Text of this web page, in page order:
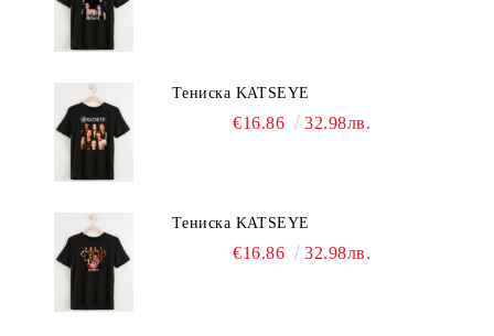
Тениска KATSEYE
€16.86 32.98лв.
Тениска KATSEYE
€16.86 32.98лв.